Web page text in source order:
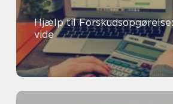
Hjælp til
vide